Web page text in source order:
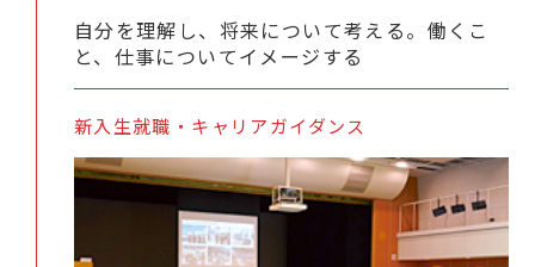
自分を理解し、将来について考える。働くこ
と、仕事についてイメージする
新入生就職・キャリアガイダンス